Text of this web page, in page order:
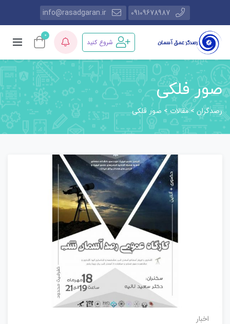
09109678987
info@rasadgaran.ir
شروع کنید
0
صور فلکی
رصدگران>مقالات> صور فلکی
اخبار